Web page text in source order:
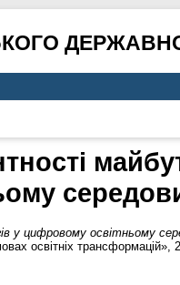
у цифровому освітньому
освітніх трансформацій»,